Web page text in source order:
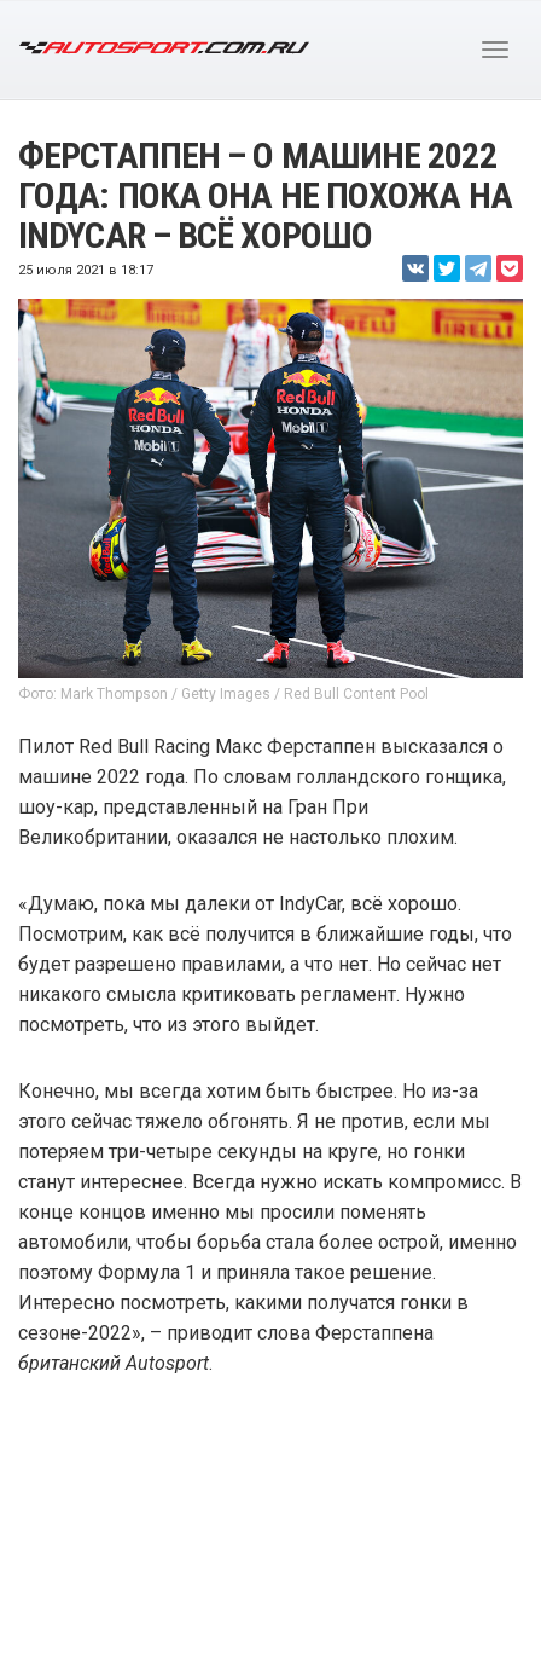
ФЕРСТАППЕН – О МАШИНЕ 2022
ГОДА: ПОКА ОНА НЕ ПОХОЖА НА
INDYCAR – ВСЁ ХОРОШО
25 июля 2021 в 18:17
Фото: Mark Thompson / Getty Images / Red Bull Content Pool
Пилот Red Bull Racing Макс Ферстаппен высказался о
машине 2022 года. По словам голландского гонщика,
шоу-кар, представленный на Гран При
Великобритании, оказался не настолько плохим.
«Думаю, пока мы далеки от IndyCar, всё хорошо.
Посмотрим, как всё получится в ближайшие годы, что
будет разрешено правилами, а что нет. Но сейчас нет
никакого смысла критиковать регламент. Нужно
посмотреть, что из этого выйдет.
Конечно, мы всегда хотим быть быстрее. Но из-за
этого сейчас тяжело обгонять. Я не против, если мы
потеряем три-четыре секунды на круге, но гонки
станут интереснее. Всегда нужно искать компромисс. В
конце концов именно мы просили поменять
автомобили, чтобы борьба стала более острой, именно
поэтому Формула 1 и приняла такое решение.
Интересно посмотреть, какими получатся гонки в
сезоне-2022», – приводит слова Ферстаппена
британский Autosport.